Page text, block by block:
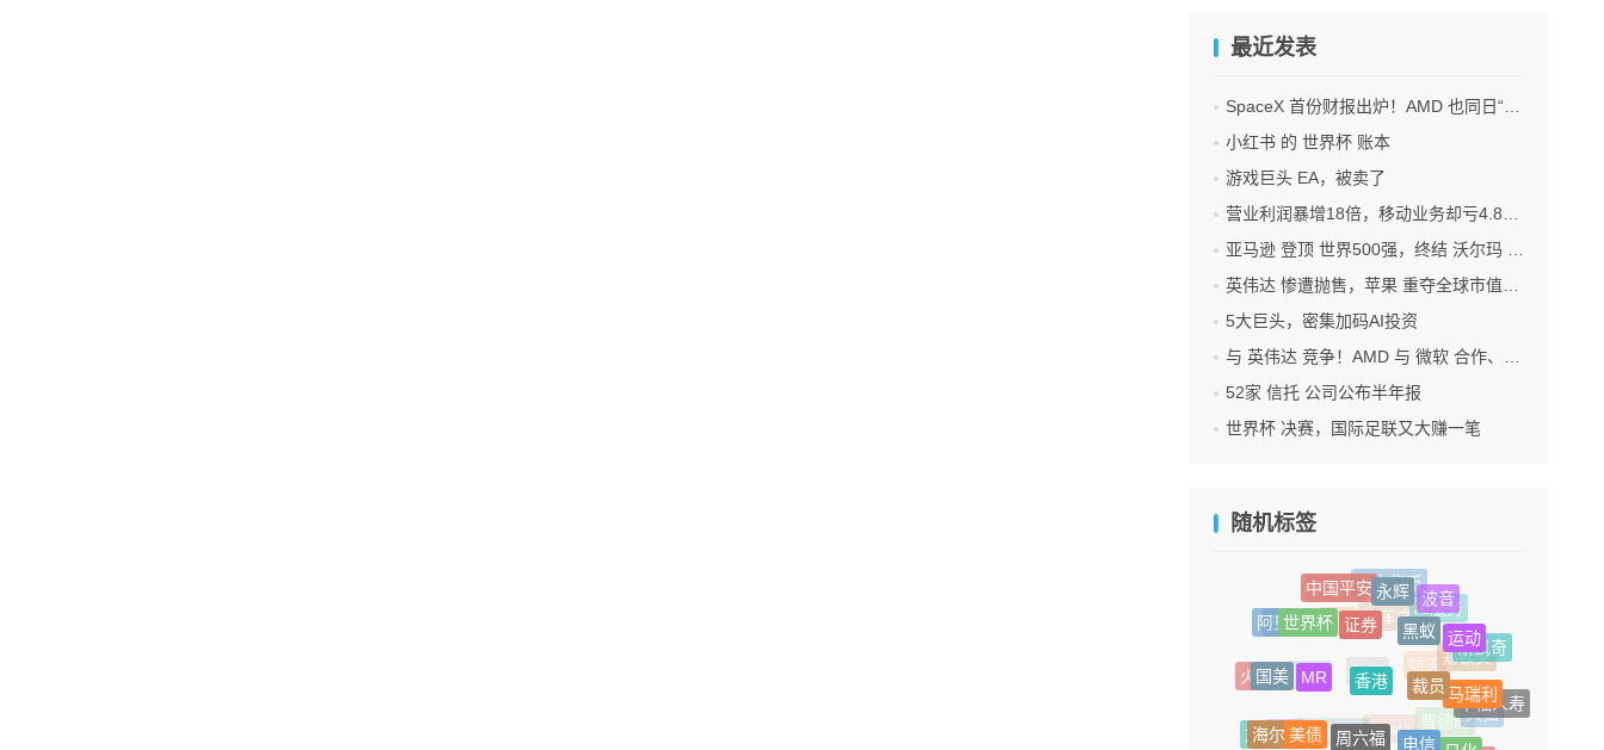
最近发表
SpaceX 首份财报出炉！AMD 也同日“交卷”！
小红书 的 世界杯 账本
游戏巨头 EA，被卖了
营业利润暴增18倍，移动业务却亏4.85亿美元：三星 AI红利的另一面
亚马逊 登顶 世界500强，终结 沃尔玛 连续12年领跑纪录
英伟达 惨遭抛售，苹果 重夺全球市值第一，释放什么信号？
5大巨头，密集加码AI投资
与 英伟达 竞争！AMD 与 微软 合作、将交付机架级系统Helios
52家 信托 公司公布半年报
世界杯 决赛，国际足联又大赚一笔
随机标签
数字货币
俞敏洪
中国平安 永辉
波音
AI服务
汽车之家
IPO
洗衣液
阿贝尔
世界杯 证券
黑蚁
运动
斯凯奇
郑钦文
航天
航空
奇瑞
安保
火星
国美
裁员
马瑞利
幸福人寿
天猫
曹德旺
旅游
海尔美债
电信
日化